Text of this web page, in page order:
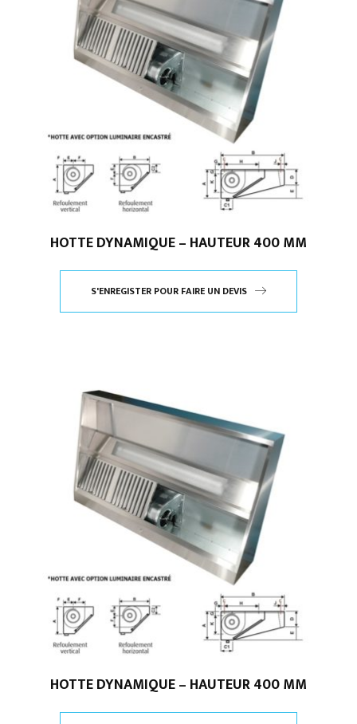
HOTTE DYNAMIQUE – HAUTEUR 400 MM
S'ENREGISTER POUR FAIRE UN DEVIS
HOTTE DYNAMIQUE – HAUTEUR 400 MM